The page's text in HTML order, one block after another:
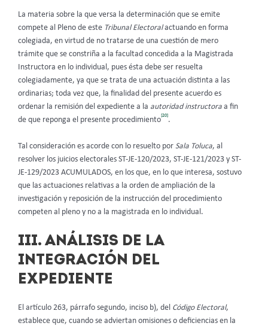
La materia sobre la que versa la determinación que se emite
compete al Pleno de este Tribunal Electoralactuando en forma
colegiada, en virtud de no tratarse de una cuestión de mero
trámite que se constriña a la facultad concedida a la Magistrada
Instructora en lo individual, pues ésta debe ser resuelta
colegiadamente, ya que se trata de una actuación distinta a las
ordinarias; toda vez que, la finalidad del presente acuerdo es
ordenar la remisión del expediente a la autoridad instructora a fin
de que reponga el presente procedimiento
[20]
.
Tal consideración es acorde con lo resuelto por Sala Toluca, al
resolver los juicios electorales ST-JE-120/2023, ST-JE-121/2023 y ST-
JE-129/2023 ACUMULADOS, en los que, en lo que interesa, sostuvo
que las actuaciones relativas a la orden de ampliación de la
investigación y reposición de la instrucción del procedimiento
competen al pleno y no a la magistrada en lo individual.
III. ANÁLISIS DE LA
INTEGRACIÓN DEL
EXPEDIENTE
El artículo 263, párrafo segundo, inciso b), del Código Electoral,
establece que, cuando se adviertan omisiones o deficiencias en la